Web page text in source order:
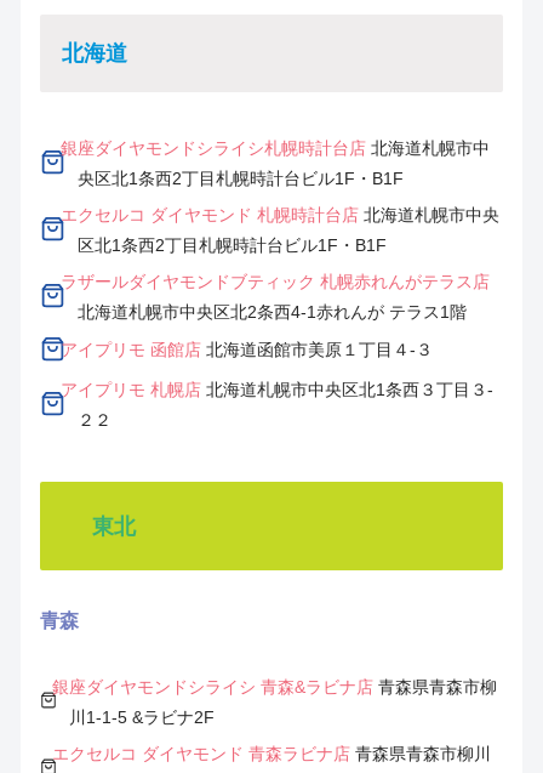
北海道
銀座ダイヤモンドシライシ札幌時計台店 北海道札幌市中
央区北1条西2丁目札幌時計台ビル1F・B1F
エクセルコ ダイヤモンド 札幌時計台店 北海道札幌市中央
区北1条西2丁目札幌時計台ビル1F・B1F
ラザールダイヤモンドブティック 札幌赤れんがテラス店
北海道札幌市中央区北2条西4-1赤れんが テラス1階
アイプリモ 函館店 北海道函館市美原１丁目４-３
アイプリモ 札幌店 北海道札幌市中央区北1条西３丁目３-
２２
東北
青森
銀座ダイヤモンドシライシ 青森&ラビナ店 青森県青森市柳
川1-1-5 &ラビナ2F
エクセルコ ダイヤモンド 青森ラビナ店 青森県青森市柳川